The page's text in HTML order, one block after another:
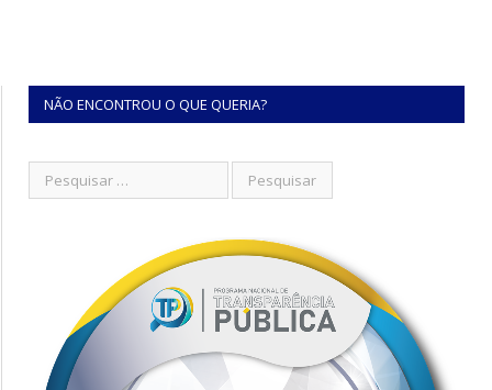
NÃO ENCONTROU O QUE QUERIA?